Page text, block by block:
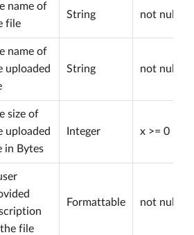
name of
file
String not null
name of
uploaded
String not null
size of
uploaded
in Bytes
Integer x >= 0
file
Formattable not null